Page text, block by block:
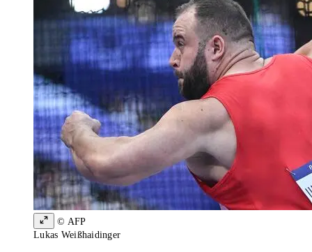
© AFP
Lukas Weißhaidinger